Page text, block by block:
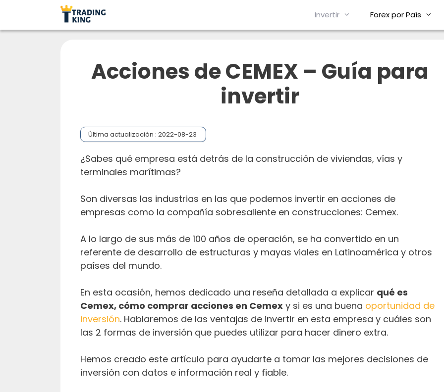
Invertir Forex por País
Acciones de CEMEX – Guía para
invertir
Última actualización : 2022-08-23
¿Sabes qué empresa está detrás de la construcción de viviendas, vías y
terminales marítimas?
Son diversas las industrias en las que podemos invertir en acciones de
empresas como la compañía sobresaliente en construcciones: Cemex.
A lo largo de sus más de 100 años de operación, se ha convertido en un
referente de desarrollo de estructuras y mayas viales en Latinoamérica y otros
países del mundo.
En esta ocasión, hemos dedicado una reseña detallada a explicar qué es
Cemex, cómo comprar acciones en Cemex y si es una buena oportunidad de
inversión. Hablaremos de las ventajas de invertir en esta empresa y cuáles son
las 2 formas de inversión que puedes utilizar para hacer dinero extra.
Hemos creado este artículo para ayudarte a tomar las mejores decisiones de
inversión con datos e información real y fiable.